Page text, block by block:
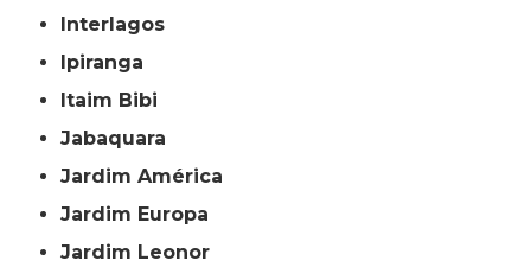
Interlagos
Ipiranga
Itaim Bibi
Jabaquara
Jardim América
Jardim Europa
Jardim Leonor